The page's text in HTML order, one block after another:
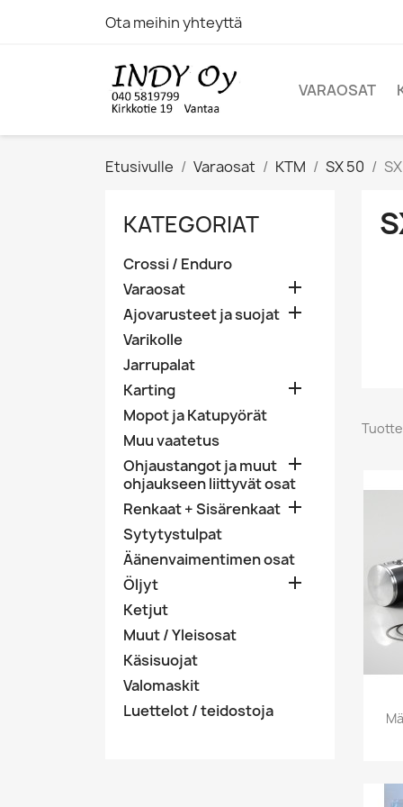
Ota meihin yhteyttä
VARAOSAT
Etusivulle Varaosat KTM SX 50
KATEGORIAT
Crossi / Enduro
Varaosat

Ajovarusteet ja suojat 
Varikolle
Jarrupalat
Karting

Mopot ja Katupyörät
Muu vaatetus
Ohjaustangot ja muut
ohjaukseen liittyvät osat

Renkaat + Sisärenkaat 
Sytytystulpat
Äänenvaimentimen osat
Öljyt

Ketjut
Muut / Yleisosat
Käsisuojat
Valomaskit
Luettelot / teidostoja